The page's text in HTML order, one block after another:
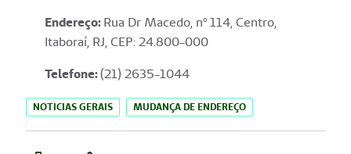
Endereço:Rua Dr Macedo, nº 114, Centro,
Itaboraí, RJ, CEP: 24.800-000
Telefone:(21) 2635-1044
NOTICIAS GERAIS MUDANÇA DE ENDEREÇO